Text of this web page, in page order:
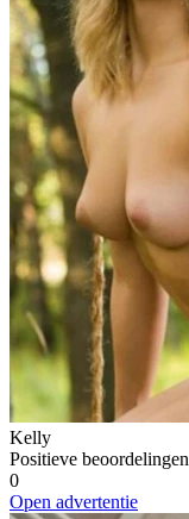
Kelly
Positieve beoordelingen
0
Open advertentie